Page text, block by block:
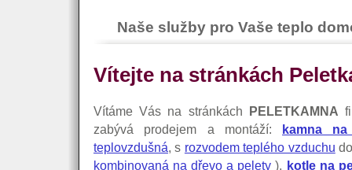
Naše služby pro Vaše teplo
Vítejte na stránkách
Vítáme Vás na stránkách PELETKAMNA
zabývá prodejem a montáží: kamna
teplovzdušná, s rozvodem teplého vzduchu
kombinovaná na dřevo a pelety), kotle na